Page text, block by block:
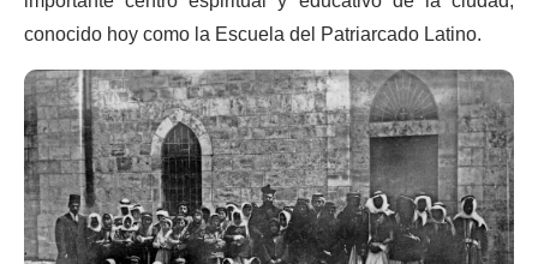
conocido hoy como la Escuela del Patriarcado Latino.